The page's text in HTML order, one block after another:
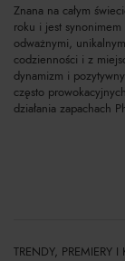
Znana na całym
roku i jest
odważnymi,
codzienności i z
dynamizm i
często
działania zapachach
TRENDY, PREMIERY I